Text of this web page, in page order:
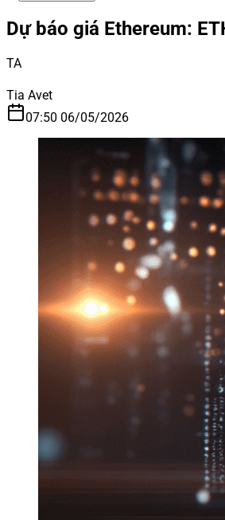
Dự báo giá Ethereum:
TA
Tia Avet
07:50 06/05/2026